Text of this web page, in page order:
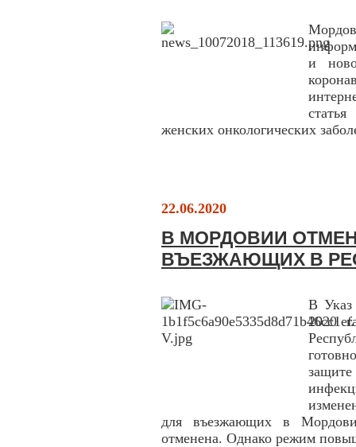
и
женских онкологических
22.06.2020
В МОРДОВИИ
ВЪЕЗЖАЮЩИХ В
В Указ
2020
для въезжающих в
отменена. Однако режим